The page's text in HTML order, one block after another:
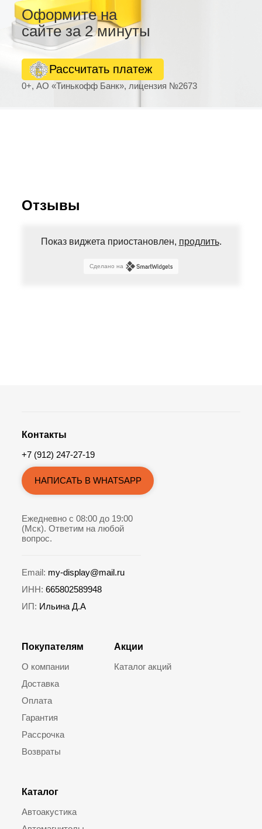
Оформите на
сайте за 2 минуты
0+, АО «Тинькофф Банк», лицензия №2673
Рассчитать платеж
Отзывы
Показ виджета приостановлен, продлить.
Сделано на
Покупателям
О компании
Доставка
Оплата
Гарантия
Рассрочка
Возвраты
Каталог
Автоакустика
Акции
Каталог акций
Контакты
+7 (912) 247-27-19
НАПИСАТЬ В WHATSAPP
Ежедневно с 08:00 до 19:00
(Мск). Ответим на любой
вопрос.
Email: my-display@mail.ru
ИНН: 665802589948
ИП: Ильина Д.А